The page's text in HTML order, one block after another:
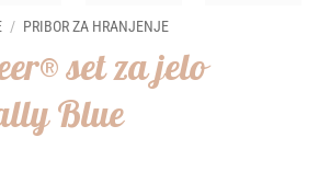
/ PRIBOR ZA HRANJENJE
set za jelo
Blue